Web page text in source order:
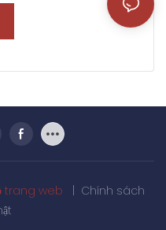
trang web
Chính sách